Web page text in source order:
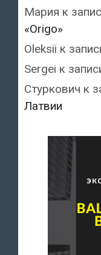
Мария к
«Origo»
Oleksii к
Sergei к
Стуркович к
Латвии